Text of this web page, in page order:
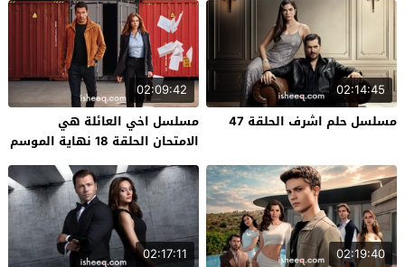
02:14:45
مسلسل حلم اشرف الحلقة 47
02:09:42
مسلسل اخي العائلة هي
الامتحان الحلقة 18 نهاية الموسم
02:19:40
02:17:11